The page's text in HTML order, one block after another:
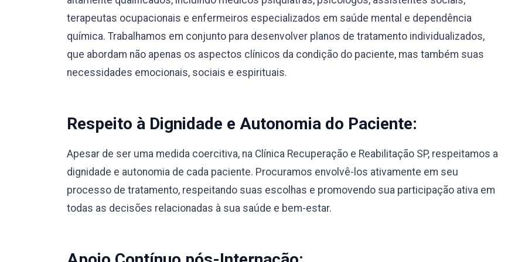
terapeutas ocupacionais e enfermeiros especializados em saúde mental e dependência
química. Trabalhamos em conjunto para desenvolver planos de tratamento individualizados,
que abordam não apenas os aspectos clínicos da condição do paciente, mas também suas
necessidades emocionais, sociais e espirituais.
Respeito à Dignidade e Autonomia do Paciente:
Apesar de ser uma medida coercitiva, na Clínica Recuperação e Reabilitação SP, respeitamos a
dignidade e autonomia de cada paciente. Procuramos envolvê-los ativamente em seu
processo de tratamento, respeitando suas escolhas e promovendo sua participação ativa em
todas as decisões relacionadas à sua saúde e bem-estar.